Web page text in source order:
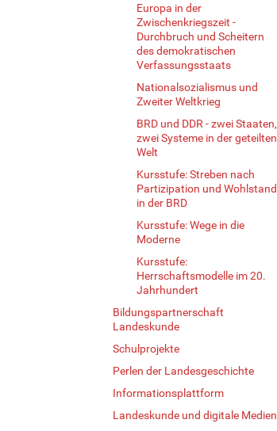
Europa in der
Zwischenkriegszeit -
Durchbruch und Scheitern
des demokratischen
Verfassungsstaats
Nationalsozialismus und
Zweiter Weltkrieg
BRD und DDR - zwei Staaten,
zwei Systeme in der geteilten
Welt
Kursstufe: Streben nach
Partizipation und Wohlstand
in der BRD
Kursstufe: Wege in die
Moderne
Kursstufe:
Herrschaftsmodelle im 20.
Jahrhundert
Bildungspartnerschaft
Landeskunde
Schulprojekte
Perlen der Landesgeschichte
Informationsplattform
Landeskunde und digitale Medien